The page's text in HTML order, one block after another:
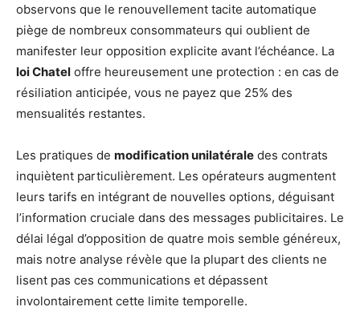
observons que le renouvellement tacite automatique
piège de nombreux consommateurs qui oublient de
manifester leur opposition explicite avant l’échéance. La
loi Chatel offre heureusement une protection : en cas de
résiliation anticipée, vous ne payez que 25% des
mensualités restantes.
Les pratiques de modification unilatérale des contrats
inquiètent particulièrement. Les opérateurs augmentent
leurs tarifs en intégrant de nouvelles options, déguisant
l’information cruciale dans des messages publicitaires. Le
délai légal d’opposition de quatre mois semble généreux,
mais notre analyse révèle que la plupart des clients ne
lisent pas ces communications et dépassent
involontairement cette limite temporelle.